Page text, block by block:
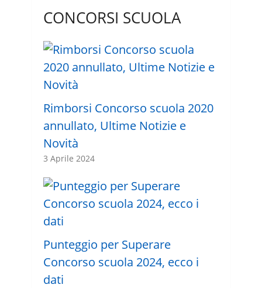
CONCORSI SCUOLA
Rimborsi Concorso scuola 2020
annullato, Ultime Notizie e
Novità
3 Aprile 2024
Punteggio per Superare
Concorso scuola 2024, ecco i
dati